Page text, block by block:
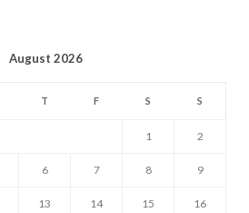
August 2026
T F S S
1 2
6 7 8 9
13 14 15 16